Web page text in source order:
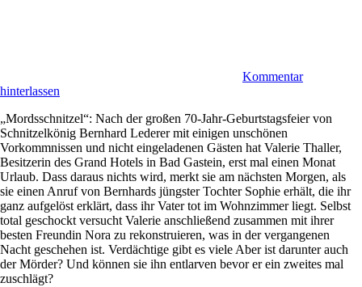
Kommentar
hinterlassen
„Mordsschnitzel“: Nach der großen 70-Jahr-Geburtstagsfeier von
Schnitzelkönig Bernhard Lederer mit einigen unschönen
Vorkommnissen und nicht eingeladenen Gästen hat Valerie Thaller,
Besitzerin des Grand Hotels in Bad Gastein, erst mal einen Monat
Urlaub. Dass daraus nichts wird, merkt sie am nächsten Morgen, als
sie einen Anruf von Bernhards jüngster Tochter Sophie erhält, die ihr
ganz aufgelöst erklärt, dass ihr Vater tot im Wohnzimmer liegt. Selbst
total geschockt versucht Valerie anschließend zusammen mit ihrer
besten Freundin Nora zu rekonstruieren, was in der vergangenen
Nacht geschehen ist. Verdächtige gibt es viele Aber ist darunter auch
der Mörder? Und können sie ihn entlarven bevor er ein zweites mal
zuschlägt?